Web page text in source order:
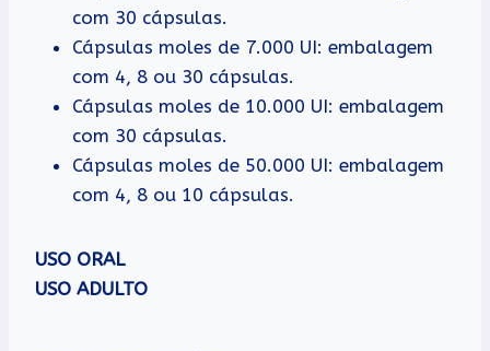
com 30 cápsulas.
Cápsulas moles de 7.000 UI: embalagem
com 4, 8 ou 30 cápsulas.
Cápsulas moles de 10.000 UI: embalagem
com 30 cápsulas.
Cápsulas moles de 50.000 UI: embalagem
com 4, 8 ou 10 cápsulas.
USO ORAL
USO ADULTO